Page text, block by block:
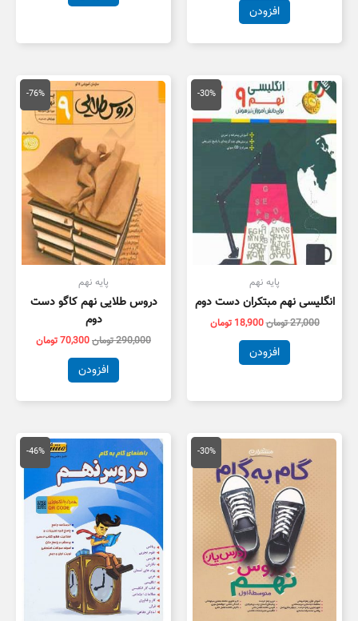
افزودن
-30%
پایه نهم
انگلیسی نهم مبتکران دست دوم
27,000تومان
قیمت
اصلی
27,000 تومان
بود.
18,900 تومان
قیمت
فعلی
18,900 تومان
است.
افزودن
-76%
پایه نهم
دروس طلایی نهم کاگو دست
دوم
290,000تومان
قیمت
اصلی
290,000 تومان
بود.
70,300تومان
قیمت
فعلی
است.
افزودن
-30%
قیمت
اصلی
80,000 تومان
بود.
قیمت
فعلی
56,000 تومان
-46%
قیمت
126,000 تومان
بود.
قیمت
فعلی